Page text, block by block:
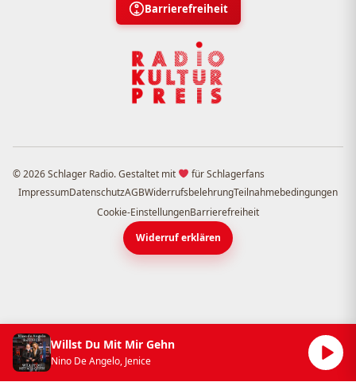
Barrierefreiheit
© 2026 Schlager Radio. Gestaltet mit
für Schlagerfans
ImpressumDatenschutzAGBWiderrufsbelehrungTeilnahmebedingungen
Cookie-EinstellungenBarrierefreiheit
Widerruf erklären
Willst Du Mit Mir Gehn
Nino De Angelo, Jenice